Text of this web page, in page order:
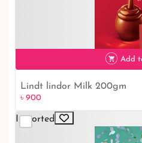
৳ 900
Add
Lindt lindor Milk 200gm
৳ 900
Imported